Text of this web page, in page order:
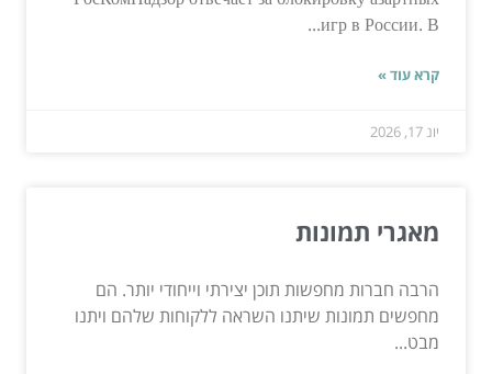
игр в России. В...
קרא עוד »
יונ 17, 2026
מאגרי תמונות
הרבה חברות מחפשות תוכן יצירתי וייחודי יותר. הם
מחפשים תמונות שיתנו השראה ללקוחות שלהם ויתנו
מבט...